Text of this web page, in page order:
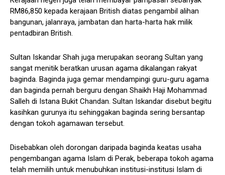
RM86,850 kepada kerajaan British diatas pengambil alihan
bangunan, jalanraya, jambatan dan harta-harta hak milik
pentadbiran British.
Sultan Iskandar Shah juga merupakan seorang Sultan yang
sangat menitik beratkan urusan agama dikalangan rakyat
baginda. Baginda juga gemar mendampingi guru-guru agama
dan baginda pernah berguru dengan Shaikh Haji Mohammad
Salleh di Istana Bukit Chandan. Sultan Iskandar disebut begitu
kasihkan gurunya itu sehinggakan baginda sering bersantap
dengan tokoh agamawan tersebut.
Disebabkan oleh dorongan daripada baginda keatas usaha
pengembangan agama Islam di Perak, beberapa tokoh agama
telah memilih untuk menubuhkan institusi-institusi Islam di